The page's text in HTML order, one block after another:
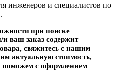
инженеров и специалистов по
при поиске
ваш заказ содержит
свяжитесь с нашим
актуальную стоимость,
поможем с оформлением